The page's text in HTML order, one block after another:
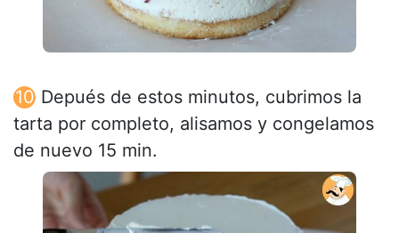
Depués de estos minutos, cubrimos la
tarta por completo, alisamos y congelamos
de nuevo 15 min.